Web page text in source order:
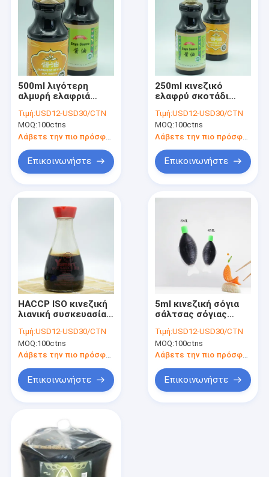
προϊόντα
Σχετικά με εμάς
500ml λιγότερη
αλμυρή ελαφριά
παραδοσιακή χρήση
σάλτσας σόγιας
Τιμή:USD12-USD30/CTN
MOQ:100ctns
Λάβετε την πιο πρόσφατη τιμή
Επικοινωνήστε
250ml κινεζικό
ελαφρύ σκοτάδι
γεφυρών νεφριτών
ύφους για την
υπεραγορά
Τιμή:USD12-USD30/CTN
MOQ:100ctns
Επικοινωνήστε
HACCP ISO κινεζική
λιανική συσκευασία
ύφους ελαφριά
σκοτεινή 150ml
Τιμή:USD12-USD30/CTN
MOQ:100ctns
Λάβετε την πιο πρόσφατη τιμή
Επικοινωνήστε
5ml κινεζική σόγια
σάλτσας σόγιας
ζυμώνομαεται χωρίς
πρόσθετες ουσίες
Τιμή:USD12-USD30/CTN
MOQ:100ctns
Λάβετε την πιο πρόσφατη τιμή
Επικοινωνήστε